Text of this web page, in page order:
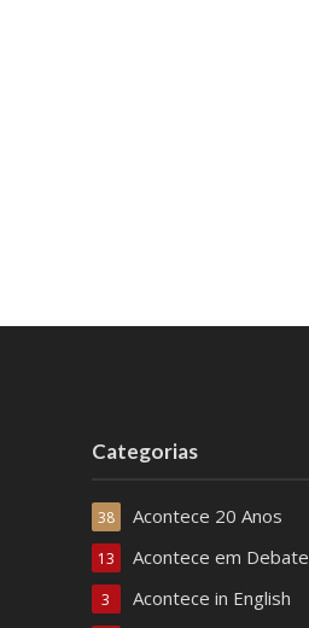
Categorias
Acontece 20 Anos
38
Acontece em Debate
13
Acontece in English
3